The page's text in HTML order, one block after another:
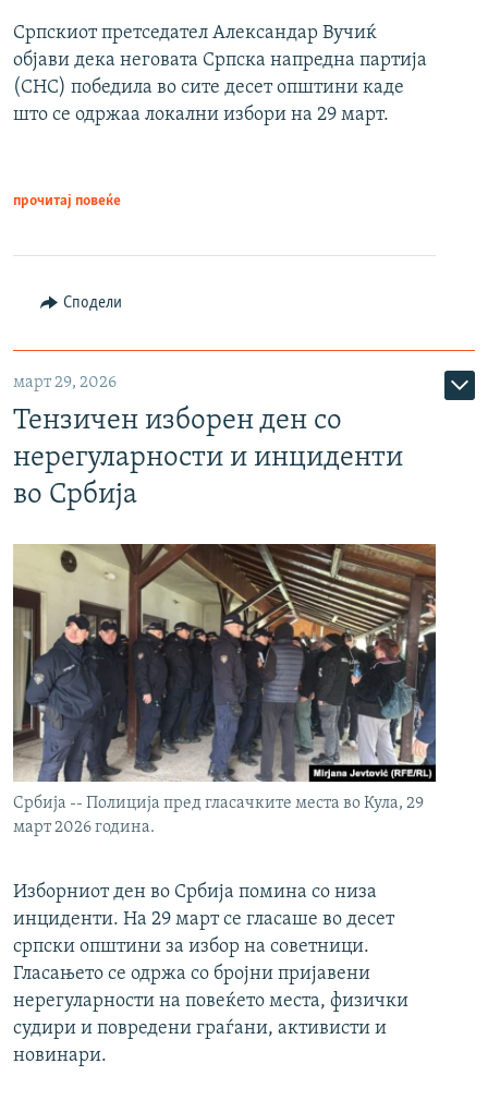
Српскиот претседател Александар Вучиќ
објави дека неговата Српска напредна партија
(СНС) победила во сите десет општини каде
што се одржаа локални избори на 29 март.
прочитај повеќе
Сподели
март 29, 2026
Тензичен изборен ден со
нерегуларности и инциденти
во Србија
Србија -- Полиција пред гласачките места во Кула, 29
март 2026 година.
Изборниот ден во Србија помина со низа
инциденти. На 29 март се гласаше во десет
српски општини за избор на советници.
Гласањето се одржа со бројни пријавени
нерегуларности на повеќето места, физички
судири и повредени граѓани, активисти и
новинари.